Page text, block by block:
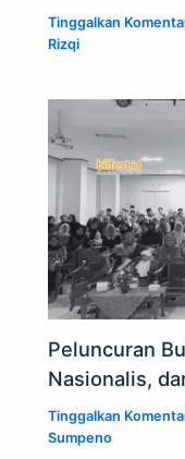
Tinggalkan
Rizqi
Peluncuran
Nasionalis,
Tinggalkan
Sumpeno